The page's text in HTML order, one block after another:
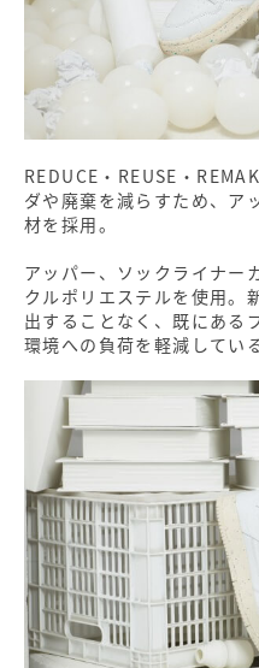
REDUCE・REUSE・
ダや廃棄を減らすため、ア
材を採用。
アッパー、ソックライナー
クルポリエステルを使用。
出することなく、既にある
環境への負荷を軽減している